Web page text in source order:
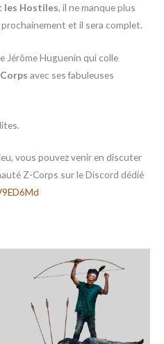
les Hostiles, il ne manque plus
et il sera complet.
Jérôme Huguenin qui colle
avec ses fabuleuses
vous pouvez venir en discuter
Z-Corps sur le Discord dédié